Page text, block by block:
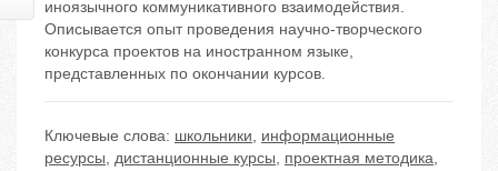
иноязычного коммуникативного взаимодействия.
Описывается опыт проведения научно-творческого
конкурса проектов на иностранном языке,
представленных по окончании курсов.
Ключевые слова: школьники, информационные
ресурсы, дистанционные курсы, проектная методика,